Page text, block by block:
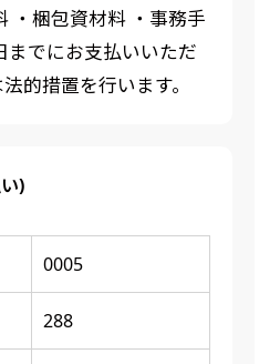
・梱包資材料 ・事務手
までにお支払いいただ
的措置を行います。
)
0005
288